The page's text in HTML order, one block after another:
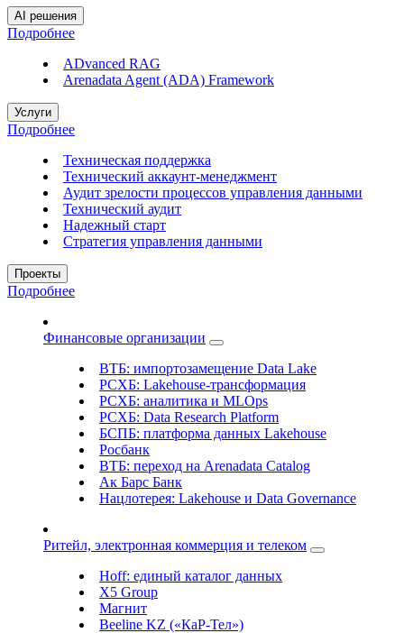
AI решения
Подробнее
ADvanced RAG
Arenadata Agent (ADA) Framework
Услуги
Подробнее
Техническая поддержка
Технический аккаунт-менеджмент
Аудит зрелости процессов управления данными
Технический аудит
Надежный старт
Стратегия управления данными
Проекты
Подробнее
Финансовые организации
ВТБ: импортозамещение Data Lake
РСХБ: Lakehouse-трансформация
РСХБ: аналитика и MLOps
РСХБ: Data Research Platform
БСПБ: платформа данных Lakehouse
Росбанк
ВТБ: переход на Arenadata Catalog
Ак Барс Банк
Нацлотерея: Lakehouse и Data Governance
Ритейл, электронная коммерция и телеком
Hoff: единый каталог данных
X5 Group
Магнит
Beeline KZ («КаР-Тел»)